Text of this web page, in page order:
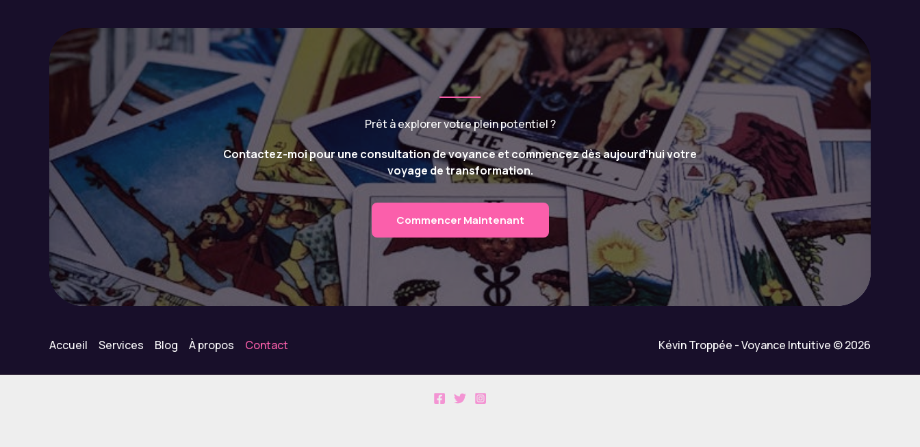
Prêt à explorer votre plein potentiel ?
Contactez-moi pour une consultation de voyance et commencez dès aujourd’hui votre
voyage de transformation.
Commencer Maintenant
Accueil Services Blog À propos Contact Kévin Troppée - Voyance Intuitive © 2026